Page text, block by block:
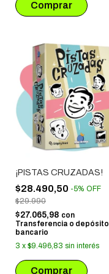
¡PISTAS CRUZADAS!
$28.490,50 -5% OFF
$29.990
$27.065,98 con
Transferencia o depósito
bancario
3 x $9.496,83 sin interés